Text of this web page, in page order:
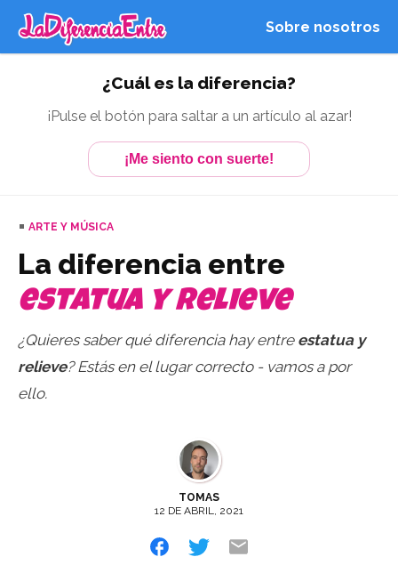
Sobre nosotros
¿Cuál es la diferencia?
¡Pulse el botón para saltar a un artículo al azar!
¡Me siento con suerte!
ARTE Y MÚSICA
La diferencia entre
estatua y relieve
¿Quieres saber qué diferencia hay entre estatua y
relieve? Estás en el lugar correcto - vamos a por
ello.
TOMAS
12 DE ABRIL, 2021